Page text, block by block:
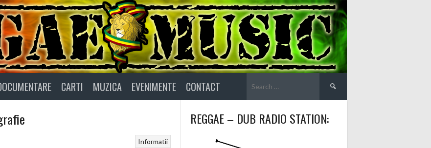
CARTI MUZICA EVENIMENTE CONTACT
for:
Informatii
REGGAE – DUB RADIO STATION: